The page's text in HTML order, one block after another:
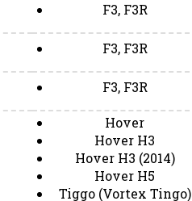
F3, F3R
F3, F3R
F3, F3R
Hover
Hover H3
Hover H3 (2014)
Hover H5
Tiggo (Vortex Tingo)